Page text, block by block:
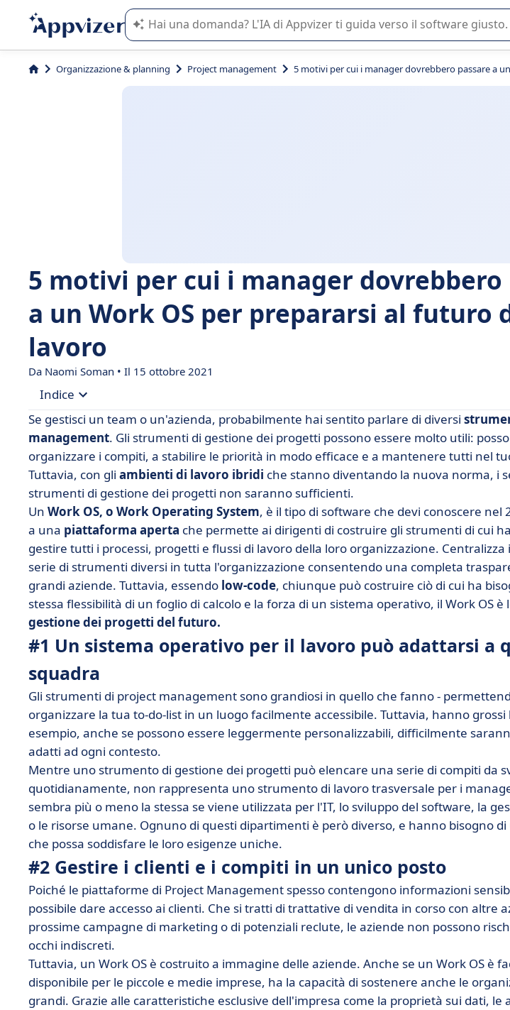
L'IA di Appvizer vi guida nell'utilizzo o nella scelta di un software SaaS per la
Organizzazione & planning Project management 5 motivi per cui i manager dovrebbero passare a
5 motivi per cui i manager dovrebbero
a un Work OS per prepararsi al futuro
lavoro
Da Naomi Soman • Il 15 ottobre 2021
Indice
• #1 Un sistema operativo per il lavoro può adattarsi a qualsiasi squadra
• #2 Gestire i clienti e i compiti in un unico posto
• #3 Diventa più efficiente con dei dashboard personalizzati
• #4 A prova di futuro!
• #5 Un Work OS cresce con te.
Se gestisci un team o un'azienda, probabilmente hai sentito parlare di diversi
management. Gli strumenti di gestione dei progetti possono essere molto utili:
organizzare i compiti, a stabilire le priorità in modo efficace e a mantenere tutti nel
Tuttavia, con gli ambienti di lavoro ibridi che stanno diventando la nuova norma, i
strumenti di gestione dei progetti non saranno sufficienti.
Un Work OS, o Work Operating System, è il tipo di software che devi conoscere nel
a una piattaforma aperta che permette ai dirigenti di costruire gli strumenti di cui
gestire tutti i processi, progetti e flussi di lavoro della loro organizzazione. Centralizza
serie di strumenti diversi in tutta l'organizzazione consentendo una completa
grandi aziende. Tuttavia, essendo low-code, chiunque può costruire ciò di cui ha
stessa flessibilità di un foglio di calcolo e la forza di un sistema operativo, il Work OS
gestione dei progetti del futuro.
#1 Un sistema operativo per il lavoro può adattarsi a
squadra
Gli strumenti di project management sono grandiosi in quello che fanno -
organizzare la tua to-do-list in un luogo facilmente accessibile. Tuttavia, hanno grossi
esempio, anche se possono essere leggermente personalizzabili, difficilmente
adatti ad ogni contesto.
Mentre uno strumento di gestione dei progetti può elencare una serie di compiti da
quotidianamente, non rappresenta uno strumento di lavoro trasversale per i
sembra più o meno la stessa se viene utilizzata per l'IT, lo sviluppo del software, la
o le risorse umane. Ognuno di questi dipartimenti è però diverso, e hanno bisogno
che possa soddisfare le loro esigenze uniche.
#2 Gestire i clienti e i compiti in un unico posto
Poiché le piattaforme di Project Management spesso contengono informazioni
possibile dare accesso ai clienti. Che si tratti di trattative di vendita in corso con altre
prossime campagne di marketing o di potenziali reclute, le aziende non possono
occhi indiscreti.
Tuttavia, un Work OS è costruito a immagine delle aziende. Anche se un Work OS è
disponibile per le piccole e medie imprese, ha la capacità di sostenere anche le
grandi. Grazie alle caratteristiche esclusive dell'impresa come la proprietà sui dati, le